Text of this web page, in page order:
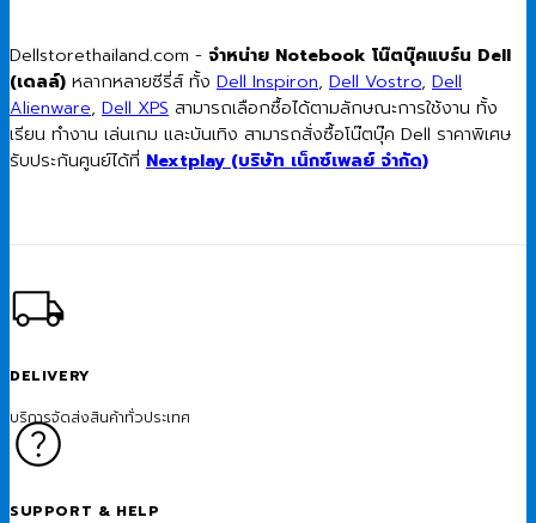
Dellstorethailand.com - จำหน่าย Notebook โน๊ตบุ๊คแบร์น Dell
(เดลล์) หลากหลายซีรี่ส์ ทั้ง Dell Inspiron, Dell Vostro, Dell
Alienware, Dell XPS สามารถเลือกซื้อได้ตามลักษณะการใช้งาน ทั้ง
เรียน ทำงาน เล่นเกม และบันเทิง สามารถสั่งซื้อโน๊ตบุ๊ค Dell ราคาพิเศษ
รับประกันศูนย์ได้ที่ Nextplay (บริษัท เน็กซ์เพลย์ จำกัด)
DELIVERY
บริการจัดส่งสินค้าทั่วประเทศ
SUPPORT & HELP